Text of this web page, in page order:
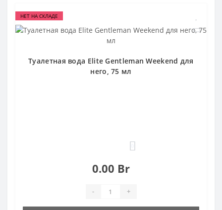
НЕТ НА СКЛАДЕ
Туалетная вода Elite Gentleman Weekend для
него, 75 мл
0.00 Br
- +